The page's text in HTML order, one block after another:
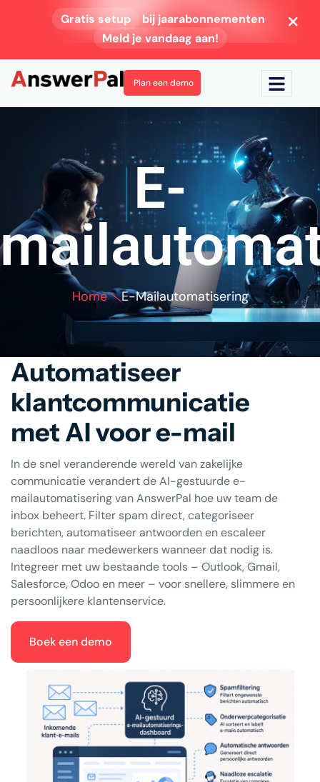
Gratis setup bij jaarabonnementen
Meld je vandaag aan!
Plan een demo
E-
Home E-Mailautomatisering
Automatiseer
klantcommunicatie
met AI voor e-mail
In de snel veranderende wereld van zakelijke
communicatie verandert de AI-gestuurde e-
mailautomatisering van AnswerPal hoe uw team de
inbox beheert. Filter spam direct, categoriseer
berichten, automatiseer antwoorden en escaleer
naadloos naar medewerkers wanneer dat nodig is.
Integreer met uw bestaande tools – Outlook, Gmail,
Salesforce, Odoo en meer – voor snellere, slimmere en
persoonlijkere klantenservice.
Boek een demo